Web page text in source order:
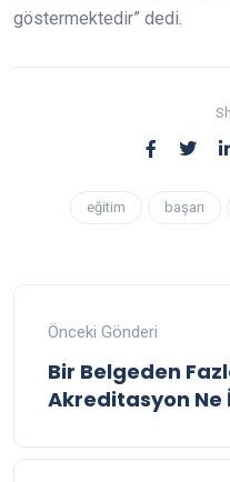
göstermektedir” dedi.
eğitim başarı
Önceki Gönderi
Bir Belgeden
Akreditasyon Ne